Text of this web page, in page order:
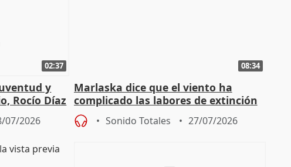
02:37
y
Rocío Díaz
07/2026
08:34
Marlaska dice que el viento ha
complicado las labores de extinción
durante la madrugada
Sonido Totales 27/07/2026